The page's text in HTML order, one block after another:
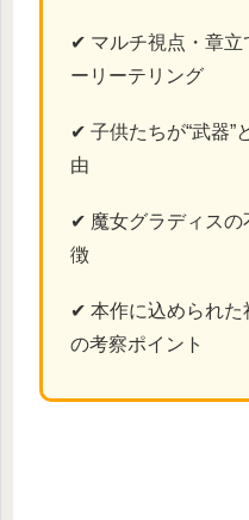
✔ マルチ視点・章立
ーリーテリング
✔ 子供たちが“武器”
由
✔ 魔女グラディス
徴
✔ 本作に込められ
の考察ポイント